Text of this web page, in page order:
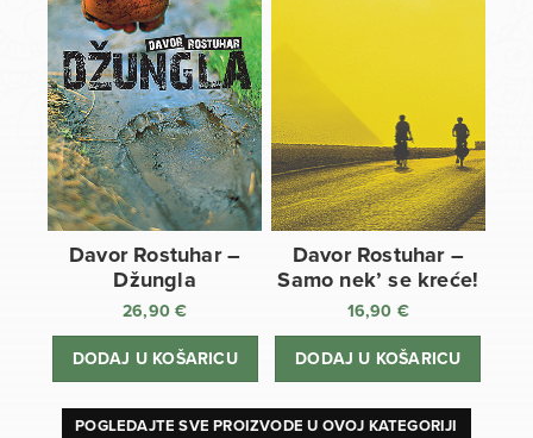
Davor Rostuhar –
Džungla
26,90€
DODAJ U KOŠARICU
Davor Rostuhar –
Samo nek’ se kreće!
16,90 €
DODAJ U KOŠARICU
POGLEDAJTE SVE PROIZVODE U OVOJ KATEGORIJI